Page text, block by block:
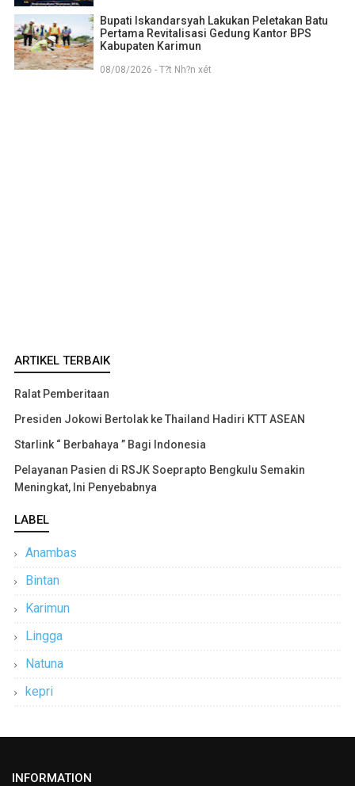
Bupati Iskandarsyah Lakukan Peletakan Batu
Pertama Revitalisasi Gedung Kantor BPS
Kabupaten Karimun
08/08/2026 - T?t Nh?n xét
ARTIKEL TERBAIK
Ralat Pemberitaan
Presiden Jokowi Bertolak ke Thailand Hadiri KTT ASEAN
Starlink “ Berbahaya ” Bagi Indonesia
Pelayanan Pasien di RSJK Soeprapto Bengkulu Semakin
Meningkat, Ini Penyebabnya
LABEL
Anambas
Bintan
Karimun
Lingga
Natuna
kepri
INFORMATION